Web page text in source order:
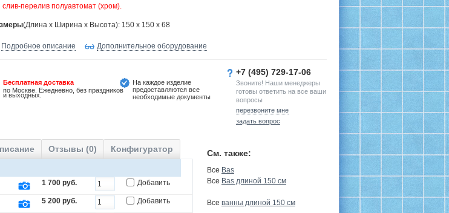
слив-перелив полуавтомат (хром).
(Длина х Ширина х Высота): 150 x 150 x 68
Подробное описание Дополнительное оборудование
Бесплатная доставка
по Москве. Ежедневно, без праздников
и выходных.
На каждое изделие
предоставляются все
необходимые документы
+7 (495) 729-17-06
Звоните! Наши менеджеры
готовы ответить на все ваши
вопросы
перезвоните мне
задать вопрос
Отзывы (0) Конфигуратор
1 700 руб. Добавить
5 200 руб. Добавить
См. также:
Все Bas
Все Bas длиной 150 см
Все ванны длиной 150 см